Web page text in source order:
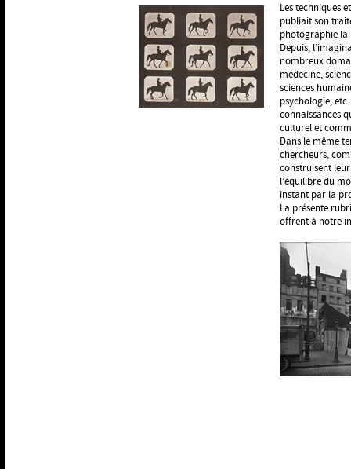
Les techniques
publiait son
photographie la
Depuis,
nombreux
médecine,
sciences
psychologie,
connaissances
culturel et
Dans le même
chercheurs,
construisent
l’équilibre du
instant par la
La présente
offrent à notre